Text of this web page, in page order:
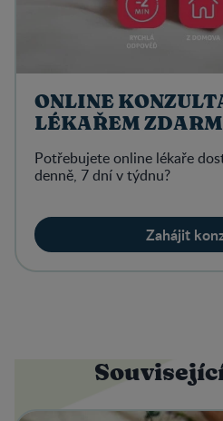
ONLINE
LÉKAŘEM
Potřebujete online lékaře
denně, 7 dní v týdnu?
Zahájit